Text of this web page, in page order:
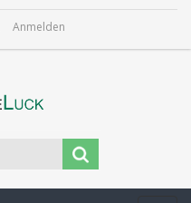
Anmelden